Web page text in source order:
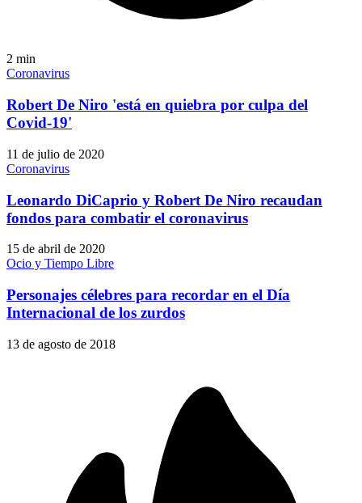
2 min
Coronavirus
Robert De Niro 'está en quiebra por culpa del
Covid-19'
11 de julio de 2020
Coronavirus
Leonardo DiCaprio y Robert De Niro recaudan
fondos para combatir el coronavirus
15 de abril de 2020
Ocio y Tiempo Libre
Personajes célebres para recordar en el Día
Internacional de los zurdos
13 de agosto de 2018